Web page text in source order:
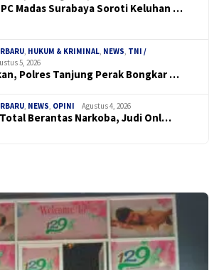
Madas Surabaya Soroti Keluhan …
HUKUM & KRIMINAL NEWS TNI /
5, 2026
Polres Tanjung Perak Bongkar …
NEWS OPINI Agustus 4, 2026
Berantas Narkoba, Judi Onl…